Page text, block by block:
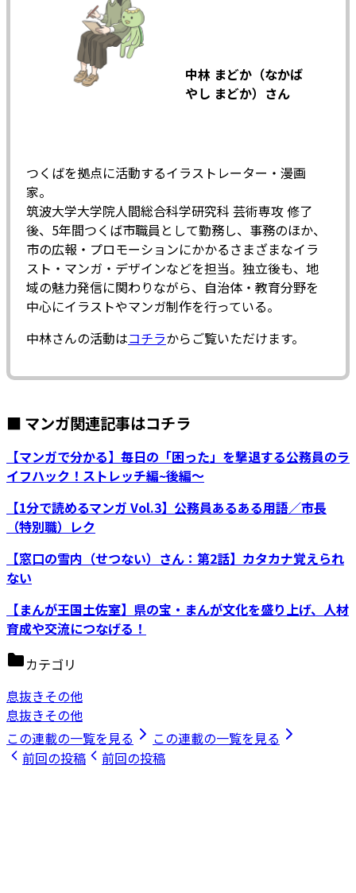
中林 まどか（なかば
やし まどか）さん
つくばを拠点に活動するイラストレーター・漫画
家。
筑波大学大学院人間総合科学研究科 芸術専攻 修了
後、5年間つくば市職員として勤務し、事務のほか、
市の広報・プロモーションにかかるさまざまなイラ
スト・マンガ・デザインなどを担当。独立後も、地
域の魅力発信に関わりながら、自治体・教育分野を
中心にイラストやマンガ制作を行っている。
中林さんの活動はコチラからご覧いただけます。
■ マンガ関連記事はコチラ
【マンガで分かる】毎日の「困った」を撃退する公務員のラ
イフハック！ストレッチ編~後編～
【1分で読めるマンガ Vol.3】公務員あるある用語／市長
（特別職）レク
【窓口の雪内（せつない）さん：第2話】カタカナ覚えられ
ない
【まんが王国土佐室】県の宝・まんが文化を盛り上げ、人材
育成や交流につなげる！
カテゴリ
息抜きその他
息抜きその他
この連載の一覧を見る
この連載の一覧を見る
前回の投稿
前回の投稿